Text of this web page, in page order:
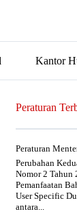
Kantor
Peraturan
Peraturan
Perubahan
Nomor 2 Tahun
Pemanfaatan
User Specific
antara...